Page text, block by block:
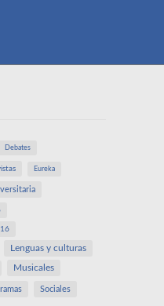
Debates
Eureka
Lenguas y culturas
Musicales
Sociales